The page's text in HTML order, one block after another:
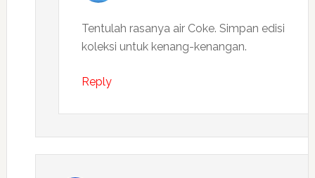
Tentulah rasanya air Coke. Simpan edisi
koleksi untuk kenang-kenangan.
Reply